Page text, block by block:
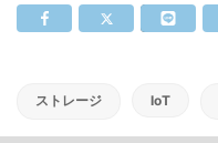
ストレージ IoT